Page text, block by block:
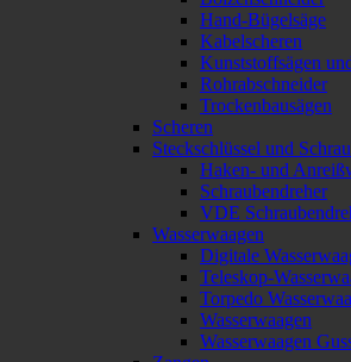
Hand-Bügelsäge
Kabelscheren
Kunststoffsägen
Rohrabschneider
Trockenbausägen
Scheren
Steckschlüssel und
Haken- und
Schraubendreher
VDE
Wasserwaagen
Digitale
Teleskop-
Torpedo
Wasserwaagen
Wasserwaagen